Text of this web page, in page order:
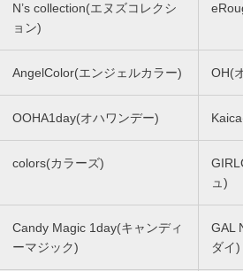
N’s collection(エヌズコレクシ
ョン)
AngelColor(エンジェルカラー) OH(
OOHA1day(オハワンデー)
colors(カラーズ)
ュ)
Candy Magic 1day(キャンディ
ーマジック)
GAL
ダイ)